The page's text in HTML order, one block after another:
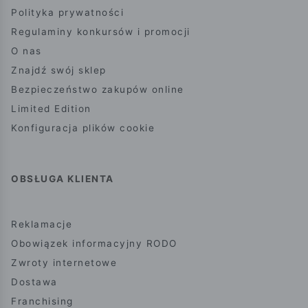
Polityka prywatności
Regulaminy konkursów i promocji
O nas
Znajdź swój sklep
Bezpieczeństwo zakupów online
Limited Edition
Konfiguracja plików cookie
OBSŁUGA KLIENTA
Reklamacje
Obowiązek informacyjny RODO
Zwroty internetowe
Dostawa
Franchising